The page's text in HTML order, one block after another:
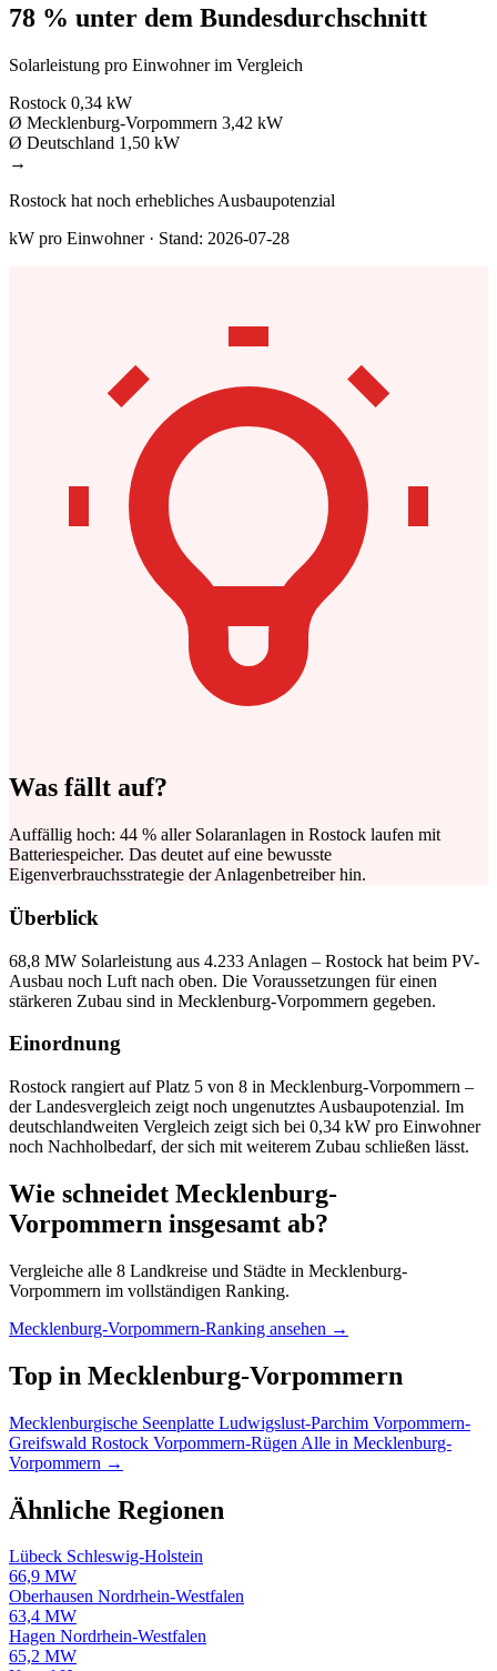
78 % unter dem Bundesdurchschnitt
Solarleistung pro Einwohner im Vergleich
Rostock 0,34 kW
Ø Mecklenburg-Vorpommern 3,42 kW
Ø Deutschland 1,50 kW
→
Rostock hat noch erhebliches Ausbaupotenzial
kW pro Einwohner · Stand: 2026-07-28
Was fällt auf?
Auffällig hoch: 44 % aller Solaranlagen in Rostock laufen mit
Batteriespeicher. Das deutet auf eine bewusste
Eigenverbrauchsstrategie der Anlagenbetreiber hin.
Überblick
68,8 MW Solarleistung aus 4.233 Anlagen – Rostock hat beim PV-
Ausbau noch Luft nach oben. Die Voraussetzungen für einen
stärkeren Zubau sind in Mecklenburg-Vorpommern gegeben.
Einordnung
Rostock rangiert auf Platz 5 von 8 in Mecklenburg-Vorpommern –
der Landesvergleich zeigt noch ungenutztes Ausbaupotenzial. Im
deutschlandweiten Vergleich zeigt sich bei 0,34 kW pro Einwohner
noch Nachholbedarf, der sich mit weiterem Zubau schließen lässt.
Wie schneidet Mecklenburg-
Vorpommern insgesamt ab?
Vergleiche alle 8 Landkreise und Städte in Mecklenburg-
Vorpommern im vollständigen Ranking.
Mecklenburg-Vorpommern-Ranking ansehen →
Top in Mecklenburg-Vorpommern
Mecklenburgische Seenplatte Ludwigslust-Parchim Vorpommern-
Greifswald Rostock Vorpommern-Rügen Alle in Mecklenburg-
Vorpommern →
Ähnliche Regionen
Lübeck Schleswig-Holstein
66,9 MW
Oberhausen Nordrhein-Westfalen
63,4 MW
Hagen Nordrhein-Westfalen
65,2 MW